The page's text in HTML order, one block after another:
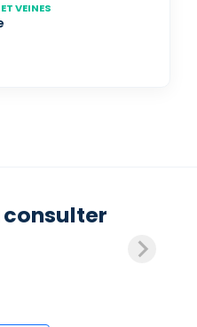
VEINES
consulter